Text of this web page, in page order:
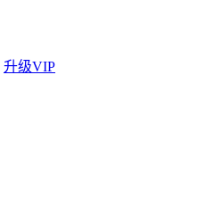
升级VIP